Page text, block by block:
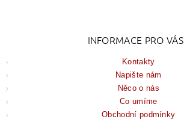
INFORMACE PRO VÁS
Kontakty
Napište nám
Něco o nás
Co umíme
Obchodní podmínky